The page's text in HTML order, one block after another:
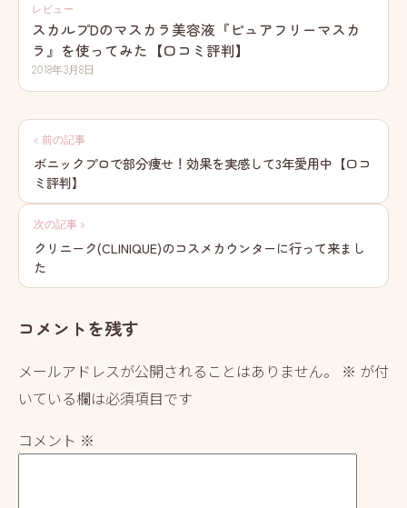
レビュー
スカルプDのマスカラ美容液『ピュアフリーマスカ
ラ』を使ってみた【口コミ評判】
2018年3月8日
投
稿
ナ
ビ
ゲ
ー
シ
ン
« 前の記事
ボニックプロで部分痩せ！効果を実感して3年愛用中【口コ
ミ評判】
次の記事 »
クリニーク(CLINIQUE)のコスメカウンターに行って来まし
た
コメントを残す
メールアドレスが公開されることはありません。 ※ が付
いている欄は必須項目です
コメント ※